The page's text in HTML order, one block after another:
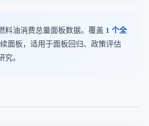
料油消费总量面板数据。覆盖 1 个全
面板，适用于面板回归、政策评估
究。